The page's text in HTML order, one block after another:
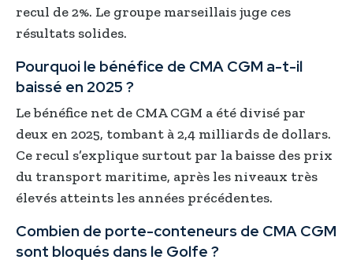
recul de 2%. Le groupe marseillais juge ces
résultats solides.
Pourquoi le bénéfice de CMA CGM a-t-il
baissé en 2025 ?
Le bénéfice net de CMA CGM a été divisé par
deux en 2025, tombant à 2,4 milliards de dollars.
Ce recul s’explique surtout par la baisse des prix
du transport maritime, après les niveaux très
élevés atteints les années précédentes.
Combien de porte-conteneurs de CMA CGM
sont bloqués dans le Golfe ?